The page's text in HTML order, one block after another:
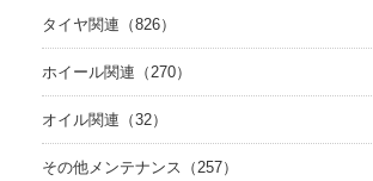
タイヤ関連（826）
ホイール関連（270）
オイル関連（32）
その他メンテナンス（257）